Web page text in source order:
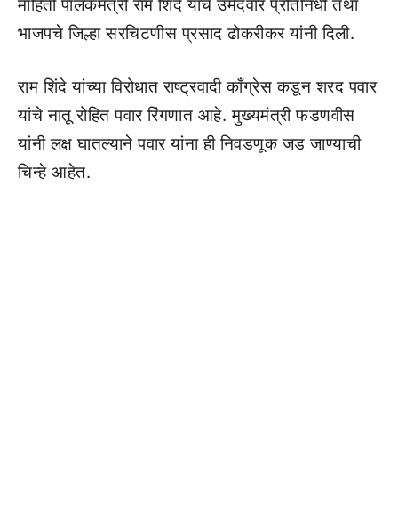
माहिती पालकमंत्री राम शिंदे यांचे उमेदवार प्रतिनिधी तथा
भाजपचे जिल्हा सरचिटणीस प्रसाद ढोकरीकर यांनी दिली.
राम शिंदे यांच्या विरोधात राष्ट्रवादी काँग्रेस कडून शरद पवार
यांचे नातू रोहित पवार रिंगणात आहे. मुख्यमंत्री फडणवीस
यांनी लक्ष घातल्याने पवार यांना ही निवडणूक जड जाण्याची
चिन्हे आहेत.